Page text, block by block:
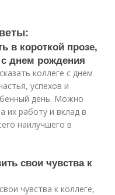
в короткой прозе,
днем рождения
коллеге с днем
успехов и
день. Можно
их работу и вклад в
наилучшего в
свои чувства к
чувства к коллеге,